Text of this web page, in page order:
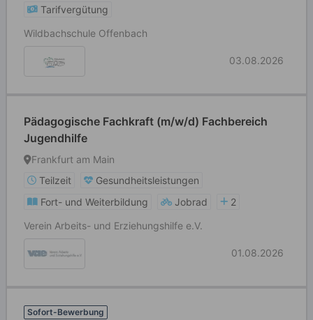
Tarifvergütung
Wildbachschule Offenbach
03.08.2026
Pädagogische Fachkraft (m/w/d) Fachbereich
Jugendhilfe
Frankfurt am Main
Teilzeit
Gesundheitsleistungen
Fort- und Weiterbildung
Jobrad
2
Verein Arbeits- und Erziehungshilfe e.V.
01.08.2026
Sofort-Bewerbung